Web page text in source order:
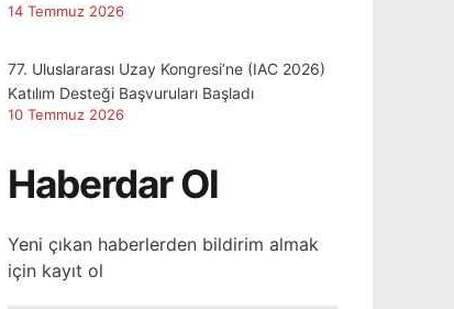
14 Temmuz 2026
77. Uluslararası Uzay Kongresi’ne (IAC 2026)
Katılım Desteği Başvuruları Başladı
10 Temmuz 2026
Haberdar Ol
Yeni çıkan haberlerden bildirim almak
için kayıt ol